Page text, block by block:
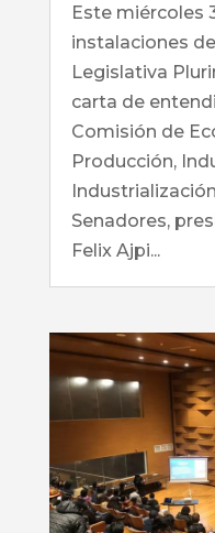
Este miércoles
instalaciones
Legislativa
carta de
Comisión de
Producción,
Senadores,
Felix Ajpi...